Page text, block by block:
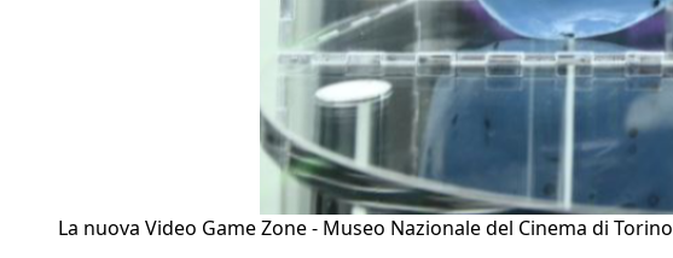
La nuova Video Game Zone - Museo Nazionale del Cinema di Torino